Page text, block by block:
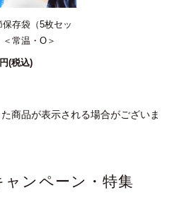
保存袋（5枚セッ
＜常温・O＞
(税込)
商品が表示される場合がございま
ャンペーン・特集